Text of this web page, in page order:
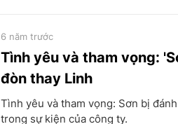
Tình yêu và tham vọng:
đòn thay Linh
6 năm trước
Tình yêu và tham vọng: Sơn bị
trong sự kiện của công ty.